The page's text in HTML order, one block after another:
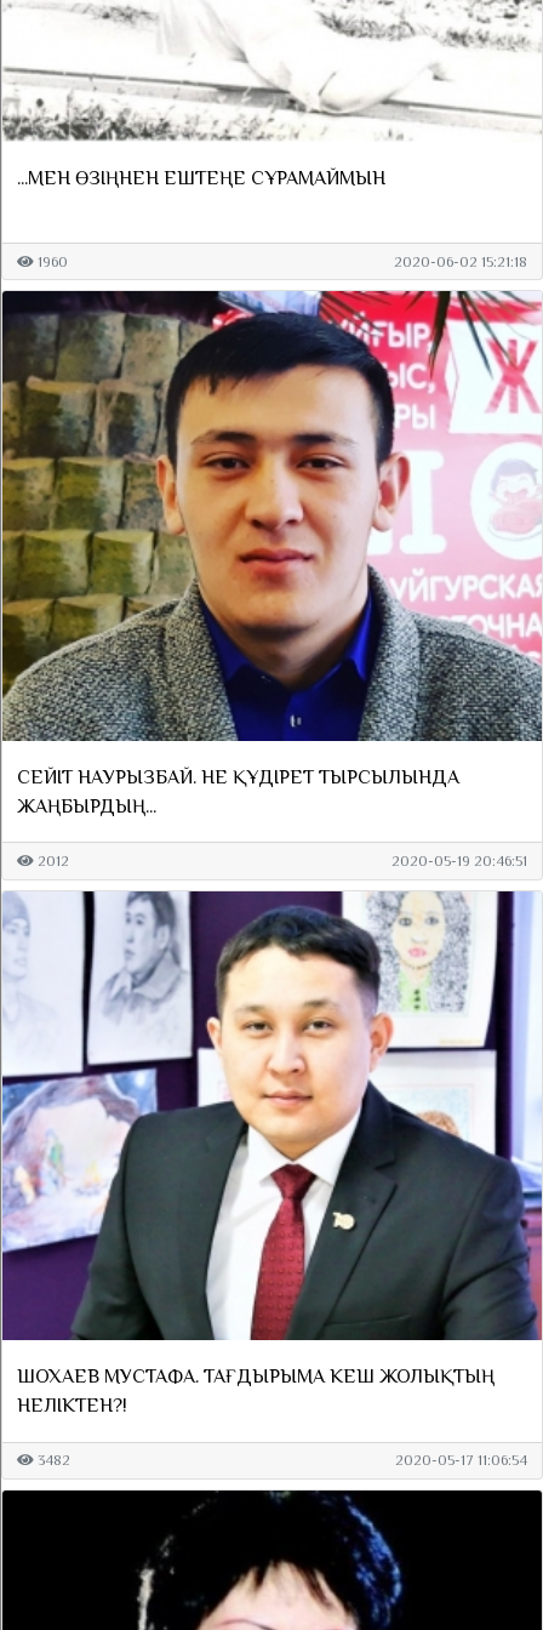
...МЕН ӨЗІҢНЕН ЕШТЕҢЕ СҰРАМАЙМЫН
1960 2020-06-02 15:21:18
СЕЙІТ НАУРЫЗБАЙ. НЕ ҚҰДІРЕТ ТЫРСЫЛЫНДА
ЖАҢБЫРДЫҢ...
2012 2020-05-19 20:46:51
ШОХАЕВ МУСТАФА. ТАҒДЫРЫМА КЕШ ЖОЛЫҚТЫҢ
НЕЛІКТЕН?!
3482 2020-05-17 11:06:54